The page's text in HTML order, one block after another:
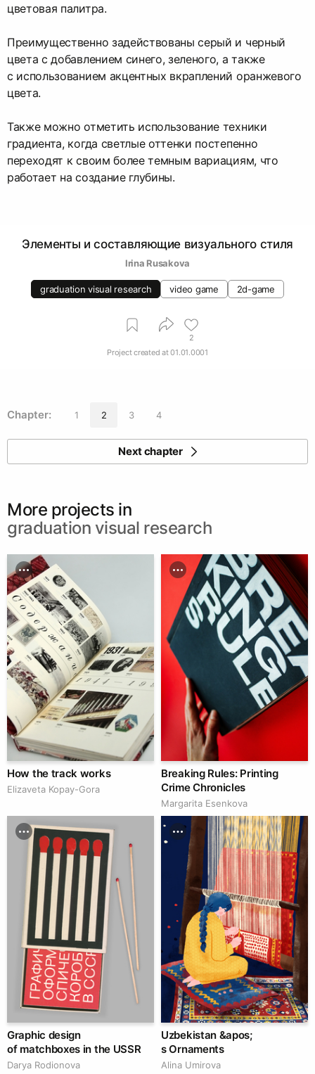
цветовая палитра.
Преимущественно задействованы серый и черный
цвета с добавлением синего, зеленого, а также
с использованием акцентных вкраплений оранжевого
цвета.
Также можно отметить использование техники
градиента, когда светлые оттенки постепенно
переходят к своим более темным вариациям, что
работает на создание глубины.
Элементы и составляющие визуального стиля
Irina Rusakova
graduation visual research video game 2d-game
2
Project created at01.01.0001
Chapter: 1 2 3 4
Next chapter
More projects in
graduation visual research
How the track works
Elizaveta Kopay-Gora
Breaking Rules: Printing
Crime Chronicles
Margarita Esenkova
Graphic design
of matchboxes in the USSR
Darya Rodionova
Uzbekistan &apos;
s Ornaments
Alina Umirova